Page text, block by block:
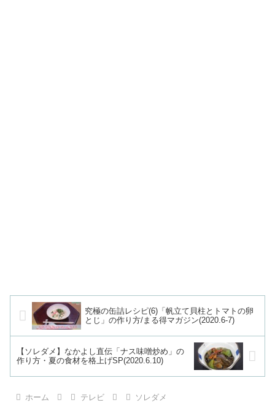
究極の缶詰レシピ(6)「帆立て貝柱とトマトの卵
とじ」の作り方/まる得マガジン(2020.6-7)
【ソレダメ】なかよし直伝「ナス味噌炒め」の
作り方・夏の食材を格上げSP(2020.6.10)
ホーム テレビ ソレダメ